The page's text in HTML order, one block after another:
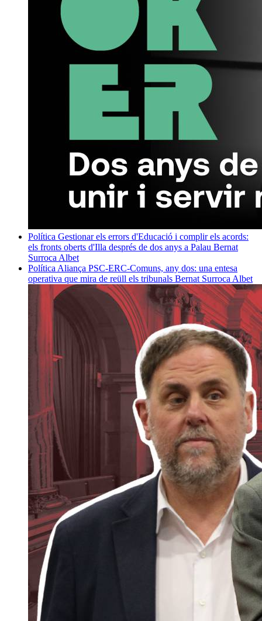
Política Gestionar els errors d'Educació i complir els acords:
els fronts oberts d'Illa després de dos anys a Palau Bernat
Surroca Albet
Política Aliança PSC-ERC-Comuns, any dos: una entesa
operativa que mira de reüll els tribunals Bernat Surroca Albet